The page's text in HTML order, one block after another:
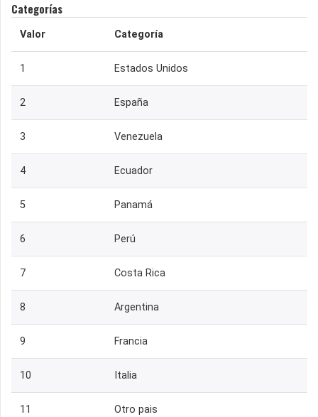
Categorías
Valor Categoría
1 Estados Unidos
2 España
3 Venezuela
4 Ecuador
5 Panamá
6 Perú
7 Costa Rica
8 Argentina
9 Francia
10 Italia
11 Otro pais